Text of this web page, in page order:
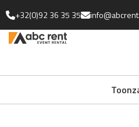
+32(0)92 36 35 35
Uitgebreide